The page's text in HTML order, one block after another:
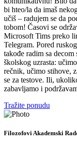
bi hteo/la da imaš
učiš – radujem se da
tobom! Časovi se
Microsoft Tims preko
Telegram. Pored
takođe radim sa
školskog uzrasta:
rečnik, učimo stihove,
se za testove. Ili,
zabavljamo i
Tražite ponudu
Filozofovi Akademski